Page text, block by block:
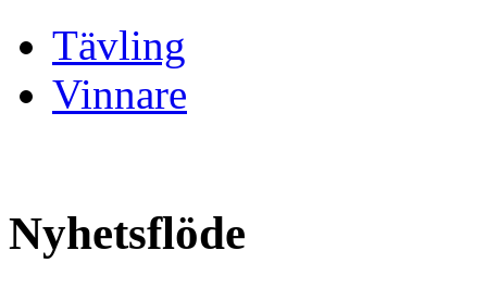
Tävling
Vinnare
Nyhetsflöde